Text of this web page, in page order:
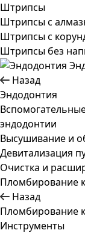
Штрипсы
Штрипсы c
Штрипсы c
Штрипсы без
Назад
Эндодонтия
эндодонтии
Высушивание и
Девитализация
Очистка и
Пломбирование
Назад
Пломбирование
Инструменты